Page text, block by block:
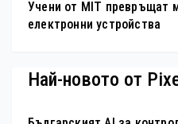
Учени от MIT превръщат
електронни устройства
Най-новото от